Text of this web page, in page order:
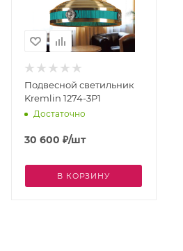
Подвесной светильник
Kremlin 1274-3P1
Достаточно
30 600 ₽/шт
В КОРЗИНУ